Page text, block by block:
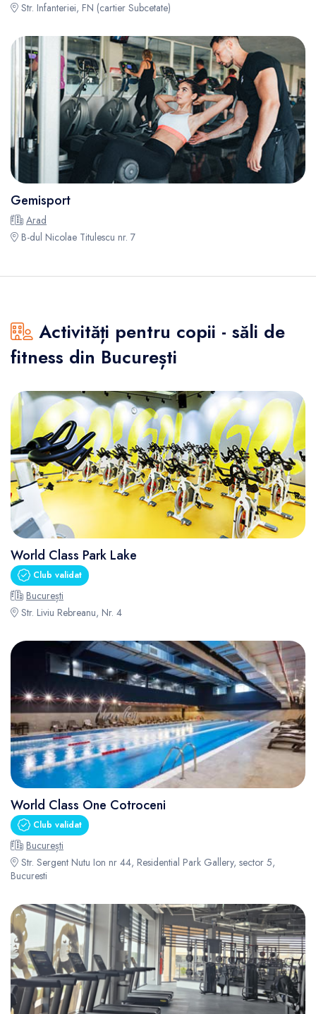
Str. Infanteriei, FN (cartier Subcetate)
Gemisport
Arad
B-dul Nicolae Titulescu nr. 7
Activități pentru copii - săli de
fitness din București
World Class Park Lake
Club validat
București
Str. Liviu Rebreanu, Nr. 4
World Class One Cotroceni
Club validat
București
Str. Sergent Nutu Ion nr 44, Residential Park Gallery, sector 5,
Bucuresti